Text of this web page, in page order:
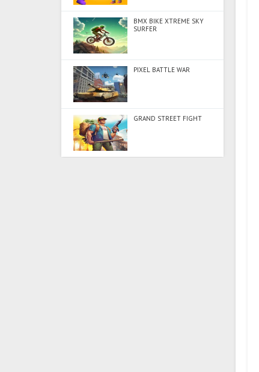
BMX BIKE XTREME SKY
SURFER
PIXEL BATTLE WAR
GRAND STREET FIGHT